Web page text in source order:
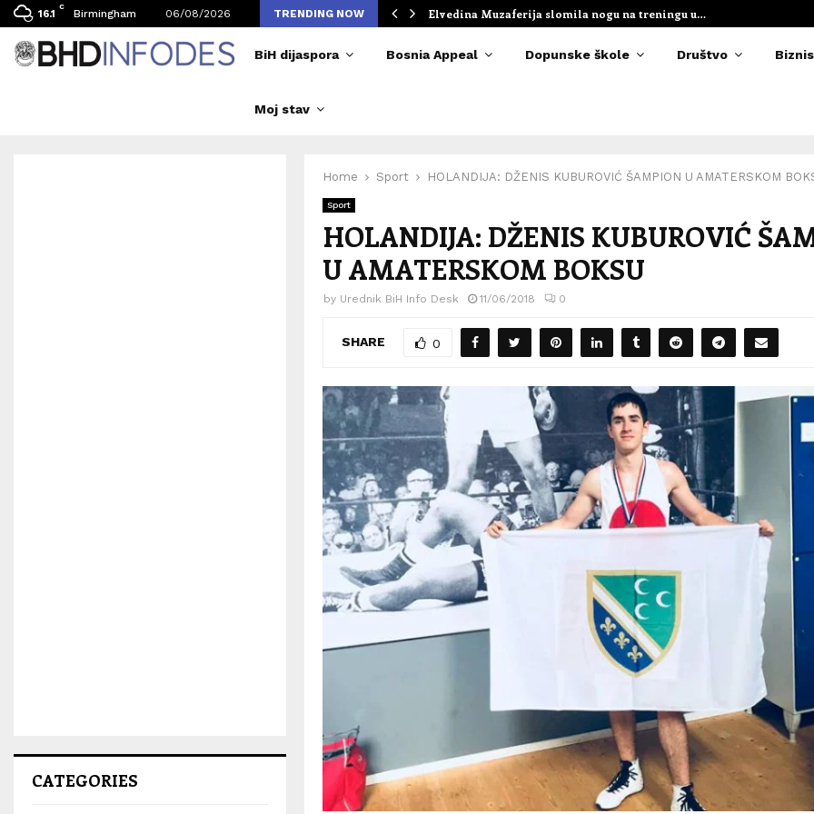
16.1
C
Birmingham 06/08/2026 TRENDING NOW
potpisao, ostaje u Schalkeu u… Elvedina Muzaferija slomila nogu na treningu u…
BiH dijaspora Bosnia Appeal Dopunske škole Društvo Biznis
Moj stav
Home Sport HOLANDIJA: DŽENIS KUBUROVIĆ ŠAMPION U AMATERSKOM
Sport
HOLANDIJA: DŽENIS KUBUROVIĆ
U AMATERSKOM BOKSU
by Urednik BiH Info Desk 11/06/2018 0
SHARE 0
CATEGORIES